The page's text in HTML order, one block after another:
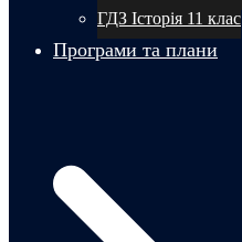
ГДЗ Історія 11 клас
Програми та плани